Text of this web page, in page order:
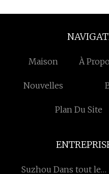
Maison À
Nouvelles
Plan Du Site
Suzhou Dans tout le